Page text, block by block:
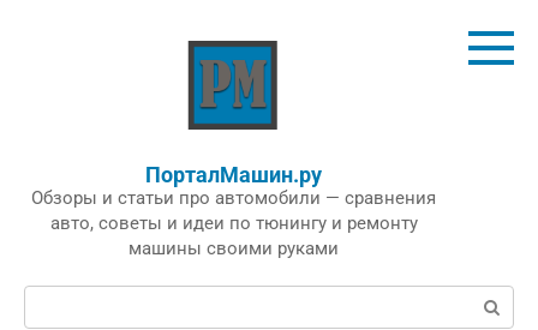
ПорталМашин.ру
Обзоры и статьи про автомобили — сравнения
авто, советы и идеи по тюнингу и ремонту
машины своими руками
Поиск: